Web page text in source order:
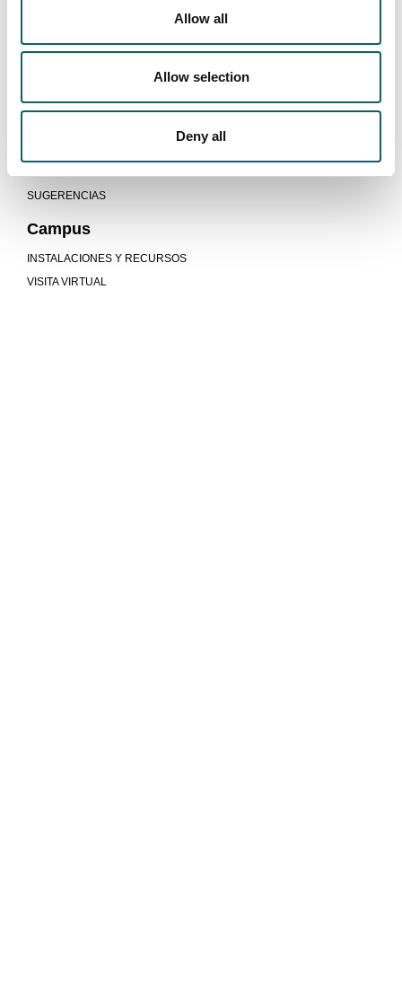
Allow all
Allow selection
Deny all
SUGERENCIAS
Campus
INSTALACIONES Y RECURSOS
VISITA VIRTUAL